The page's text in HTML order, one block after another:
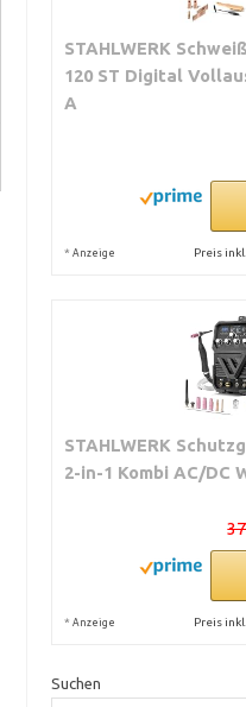
STAHLWERK
120 ST Digital
A
* Anzeige Preis
STAHLWERK
2-in-1 Kombi AC/DC
* Anzeige Preis
Suchen